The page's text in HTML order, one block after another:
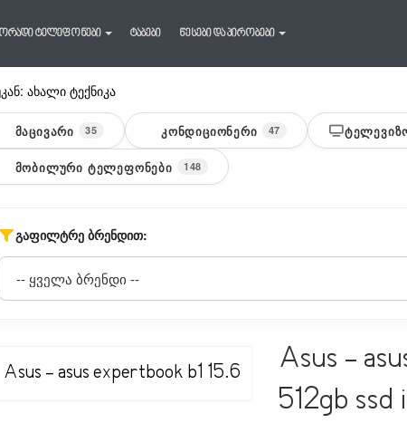
ტელეფონები ტაბები წესები და პირობები
ახალი ტექნიკა
ᲛᲐᲪᲘᲕᲐᲠᲘ 35 ᲙᲝᲜᲓᲘᲪᲘᲝᲜᲔᲠᲘ 47
ᲛᲝᲑᲘᲚᲣᲠᲘ ᲢᲔᲚᲔᲤᲝᲜᲔᲑᲘ 148
ᲒᲐᲤᲘᲚᲢᲠᲔ ᲑᲠᲔᲜᲓᲘᲗ:
Asus -
512gb